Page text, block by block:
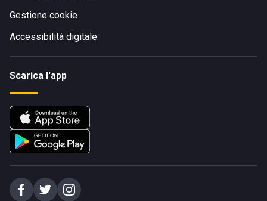
Gestione cookie
Accessibilità digitale
Scarica l'app